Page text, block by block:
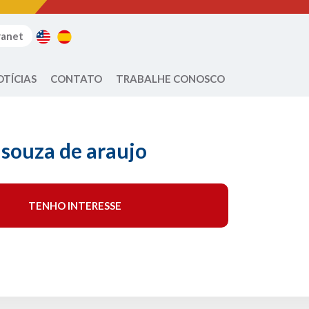
CONTATO TRABALHE CONOSCO
de araujo
TENHO INTERESSE